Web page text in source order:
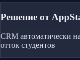
Решение от
CRM автоматически
отток студентов